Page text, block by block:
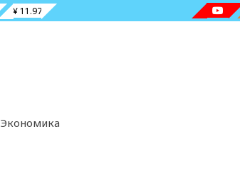
¥ 11.97
Экономика